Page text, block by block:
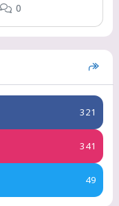
0
321
341
49